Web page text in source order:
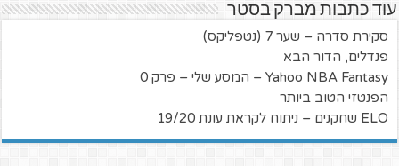
עוד כתבות מברק בסטר
סקירת סדרה – שער 7 (נטפליקס)
פנדלים, הדור הבא
Yahoo NBA Fantasy – המסע שלי – פרק 0
הפנטזי הטוב ביותר
ELO שחקנים – ניתוח לקראת עונת 19/20